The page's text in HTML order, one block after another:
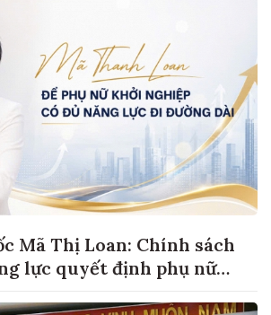
Mã Thị Loan: Chính sách
lực quyết định phụ nữ